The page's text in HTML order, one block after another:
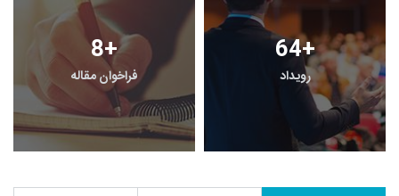
8+
فراخوان مقاله
64+
رویداد